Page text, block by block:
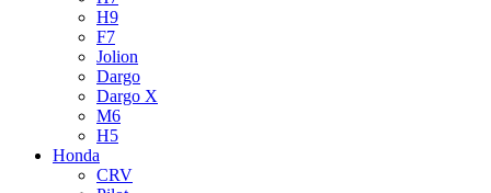
H9
F7
Jolion
Dargo
Dargo X
M6
H5
Honda
CRV